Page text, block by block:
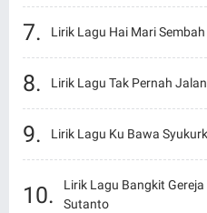
Lirik Lagu Hai Mari
Lirik Lagu Tak Pernah
Lirik Lagu Ku Bawa
Lirik Lagu Bangkit
Sutanto